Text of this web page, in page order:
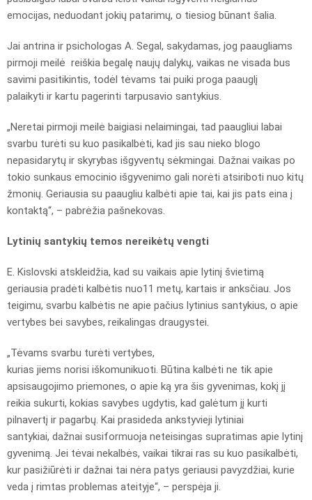
emocijas, neduodant jokių patarimų, o tiesiog būnant šalia.
Jai antrina ir psichologas A. Segal, sakydamas, jog paaugliams
pirmoji meilė reiškia begalę naujų dalykų, vaikas ne visada bus
savimi pasitikintis, todėl tėvams tai puiki proga paauglį
palaikyti ir kartu pagerinti tarpusavio santykius.
„Neretai pirmoji meilė baigiasi nelaimingai, tad paaugliui labai
svarbu turėti su kuo pasikalbėti, kad jis sau nieko blogo
nepasidarytų ir skyrybas išgyventų sėkmingai. Dažnai vaikas po
tokio sunkaus emocinio išgyvenimo gali norėti atsiriboti nuo kitų
žmonių. Geriausia su paaugliu kalbėti apie tai, kai jis pats eina į
kontaktą“, – pabrėžia pašnekovas.
Lytinių santykių temos nereikėtų vengti
E. Kislovski atskleidžia, kad su vaikais apie lytinį švietimą
geriausia pradėti kalbėtis nuo11 metų, kartais ir anksčiau. Jos
teigimu, svarbu kalbėtis ne apie pačius lytinius santykius, o apie
vertybes bei savybes, reikalingas draugystei.
„Tėvams svarbu turėti vertybes,
kurias jiems norisi iškomunikuoti. Būtina kalbėti ne tik apie
apsisaugojimo priemones, o apie ką yra šis gyvenimas, kokį jį
reikia sukurti, kokias savybes ugdytis, kad galėtum jį kurti
pilnavertį ir pagarbų. Kai prasideda ankstyvieji lytiniai
santykiai, dažnai susiformuoja neteisingas supratimas apie lytinį
gyvenimą. Jei tėvai nekalbės, vaikai tikrai ras su kuo pasikalbėti,
kur pasižiūrėti ir dažnai tai nėra patys geriausi pavyzdžiai, kurie
veda į rimtas problemas ateityje“, – perspėja ji.